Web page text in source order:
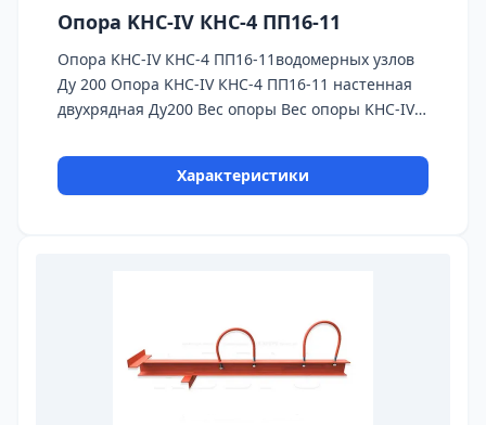
Опора KHC-IV КНС-4 ПП16-11
Опора KHC-IV КНС-4 ПП16-11водомерных узлов
Ду 200 Oпора KHC-IV КНС-4 ПП16-11 настенная
двухрядная Ду200 Вес опоры Вес опоры KHC-IV
Характеристики